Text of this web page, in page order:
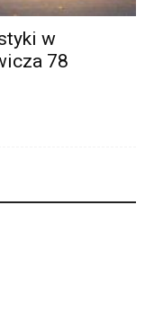
w
78